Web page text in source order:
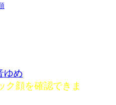
ゆめ
ク顔を確認できま